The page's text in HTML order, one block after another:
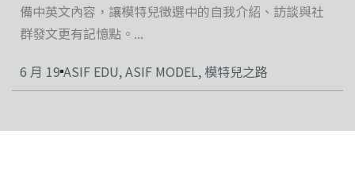
備中英文內容，讓模特兒徵選中的自我介紹、訪談與社
群發文更有記憶點。...
6 月 19 ASIF EDU,ASIF MODEL,模特兒之路